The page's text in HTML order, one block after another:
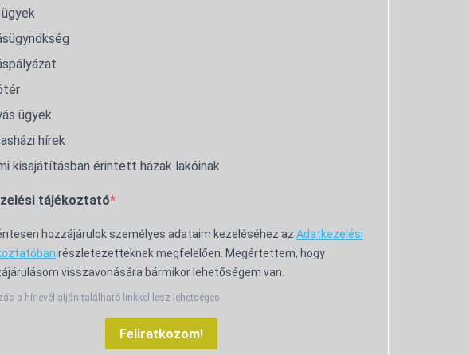
ügyek
hírek
kisajátításban érintett házak lakóinak
tájékoztató
hozzájárulok személyes adataim kezeléséhez az Adatkezelési
részletezetteknek megfelelően. Megértettem, hogy
visszavonására bármikor lehetőségem van.
a hírlevél alján található linkkel lesz lehetséges.
Feliratkozom!